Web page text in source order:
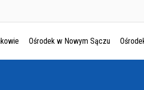
Ośrodek w Nowym Sączu
w Krakowie